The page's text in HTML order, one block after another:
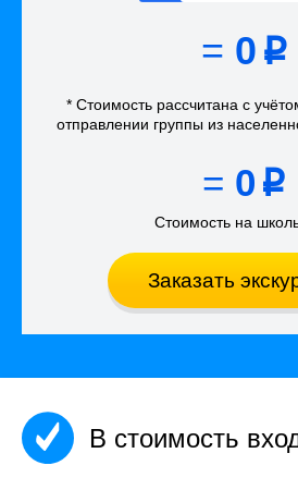
= 0 p
* Стоимость рассчитана с
отправлении группы из
= 0 p
Стоимость на
Заказать
В стоимость